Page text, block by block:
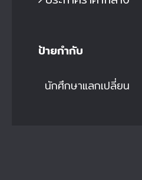
ป้ายกำกับ
นักศึกษาแลกเปลี่ยน